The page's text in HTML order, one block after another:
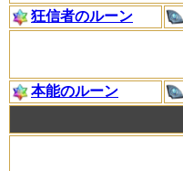
狂信者のルーン
本能のルーン